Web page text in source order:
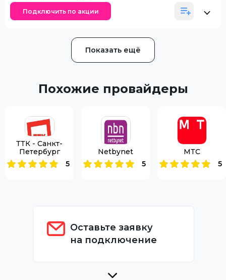
Подключить по акции
Показать ещё
Похожие провайдеры
ТТК - Санкт-
Петербург
5
Netbynet
5
МТС
5
Оставьте заявку
на подключение